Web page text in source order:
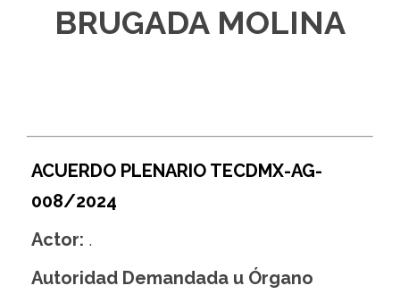
BRUGADA MOLINA
ACUERDO PLENARIO TECDMX-AG-
008/2024
Actor: .
Autoridad Demandada u Órgano